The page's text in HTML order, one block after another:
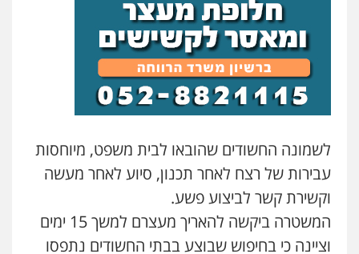
משרד עורכי דין טאי שרקי
פלילי אסירים תעבורה
0547556464
עו"ד אילן אלימלך
פלילי פשיעה חמורה תעבורה אסירים
עו"ד שאדי נאטור
פלילי פשיעה חמורה
0509230800
לשמונה החשודים שהובאו לבית משפט, מיוחסות
עבירות של רצח לאחר תכנון, סיוע לאחר מעשה
וקשירת קשר לביצוע פשע.
המשטרה ביקשה להאריך מעצרם למשך 15 ימים
וציינה כי בחיפוש שבוצע בבתי החשודים נתפסו